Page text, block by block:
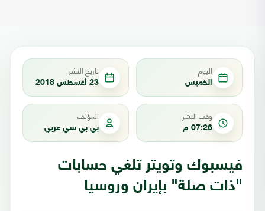
اليوم
الخميس
تاريخ النشر
23 أغسطس 2018
وقت النشر
07:26 م
المؤلف
بي بي سي عربي
فيسبوك وتويتر تلغي حسابات
"ذات صلة" بإيران وروسيا